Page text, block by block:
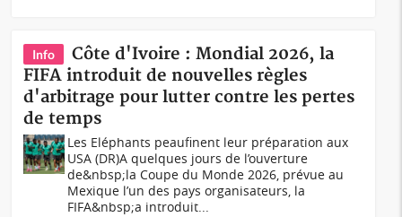
Info
Côte d'Ivoire : Mondial 2026, la
FIFA introduit de nouvelles règles
d'arbitrage pour lutter contre les pertes
de temps
Les Eléphants peaufinent leur préparation aux
USA (DR)A quelques jours de l’ouverture
de&nbsp;la Coupe du Monde 2026, prévue au
Mexique l’un des pays organisateurs, la
FIFA&nbsp;a introduit...